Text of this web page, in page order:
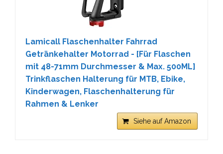
Lamicall Flaschenhalter Fahrrad
Getränkehalter Motorrad - [Für Flaschen
mit 48-71mm Durchmesser & Max. 500ML]
Trinkflaschen Halterung für MTB, Ebike,
Kinderwagen, Flaschenhalterung für
Rahmen & Lenker
Siehe auf Amazon